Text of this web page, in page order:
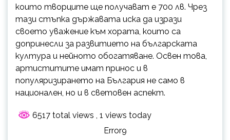
които творците ще получават е 700 лв. Чрез
тази стъпка държавата иска да изрази
своето уважение към хората, които са
допринесли за развитието на българската
култура и нейното обогатяване. Освен това,
артиститите имат принос и в
популяризирането на България не само в
национален, но и в световен аспект.
6517 total views
, 1 views today
Error9